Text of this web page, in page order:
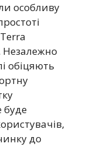
особливу
Незалежно
обіцяють
буде
до